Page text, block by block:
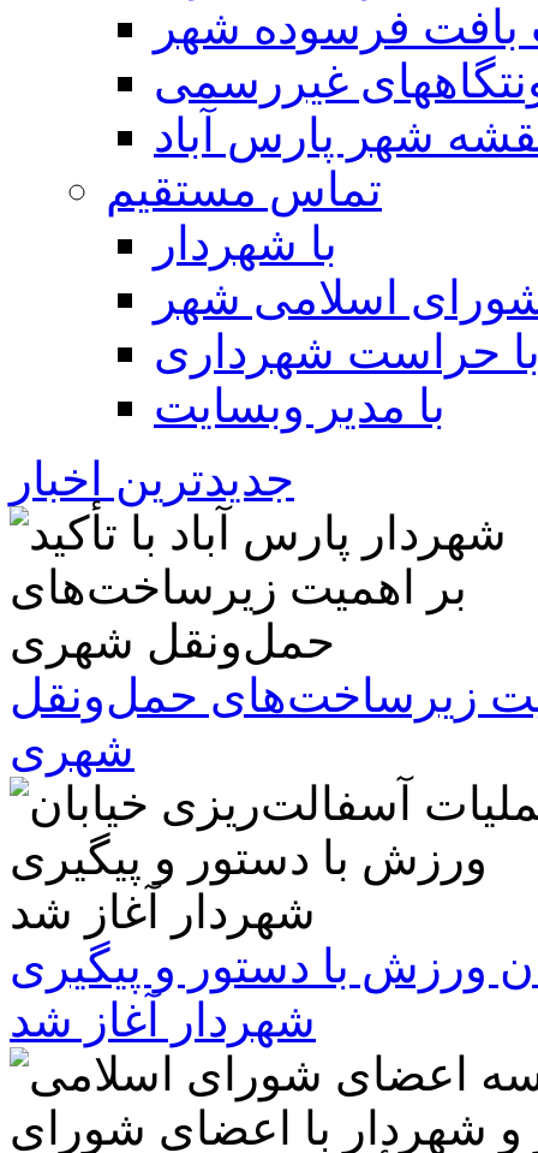
بافت فرسوده شهر
غیررسمی
شهر پارس آباد
تماس مستقیم
با شهردار
اسلامی شهر
حراست شهرداری
با مدیر وبسایت
جدیدترین اخبار
زیرساخت‌های حمل‌ونقل
شهری
ورزش با دستور و پیگیری
شهردار آغاز شد